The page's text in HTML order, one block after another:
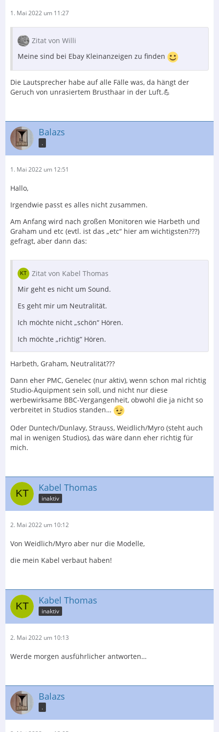
1. Mai 2022 um 11:27
Zitat von Willi
Meine sind bei Ebay Kleinanzeigen zu finden
Die Lautsprecher habe auf alle Fälle was, da hängt der
Geruch von unrasiertem Brusthaar in der Luft.💪
Balazs
.
1. Mai 2022 um 12:51
Hallo,
Irgendwie passt es alles nicht zusammen.
Am Anfang wird nach großen Monitoren wie Harbeth und
Graham und etc (evtl. ist das „etc“ hier am wichtigsten???)
gefragt, aber dann das:
Zitat von Kabel Thomas
Mir geht es nicht um Sound.
Es geht mir um Neutralität.
Ich möchte nicht „schön“ Hören.
Ich möchte „richtig“ Hören.
Harbeth, Graham, Neutralität???
Dann eher PMC, Genelec (nur aktiv), wenn schon mal richtig
Studio-Äquipment sein soll, und nicht nur diese
werbewirksame BBC-Vergangenheit, obwohl die ja nicht so
verbreitet in Studios standen…
Oder Duntech/Dunlavy, Strauss, Weidlich/Myro (steht auch
mal in wenigen Studios), das wäre dann eher richtig für
mich.
Kabel Thomas
inaktiv
2. Mai 2022 um 10:12
Von Weidlich/Myro aber nur die Modelle,
die mein Kabel verbaut haben!
Kabel Thomas
inaktiv
2. Mai 2022 um 10:13
Werde morgen ausführlicher antworten…
Balazs
.